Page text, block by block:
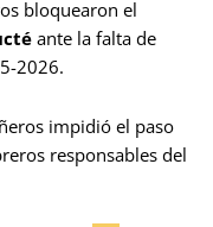
bloquearon el
ante la falta de
2026.
impidió el paso
responsables del